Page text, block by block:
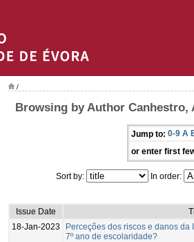
/
Browsing by Author Canhestro,
Jump to: 0-9 A
or enter first
Sort by: In order:
Issue Date
18-Jan-2023
Perceções dos riscos e danos
7º ano de escolaridade?